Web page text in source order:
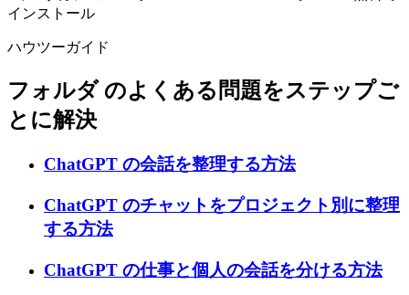
インストール
ハウツーガイド
フォルダ のよくある問題をステップご
とに解決
ChatGPT の会話を整理する方法
ChatGPT のチャットをプロジェクト別に整理
する方法
ChatGPT の仕事と個人の会話を分ける方法